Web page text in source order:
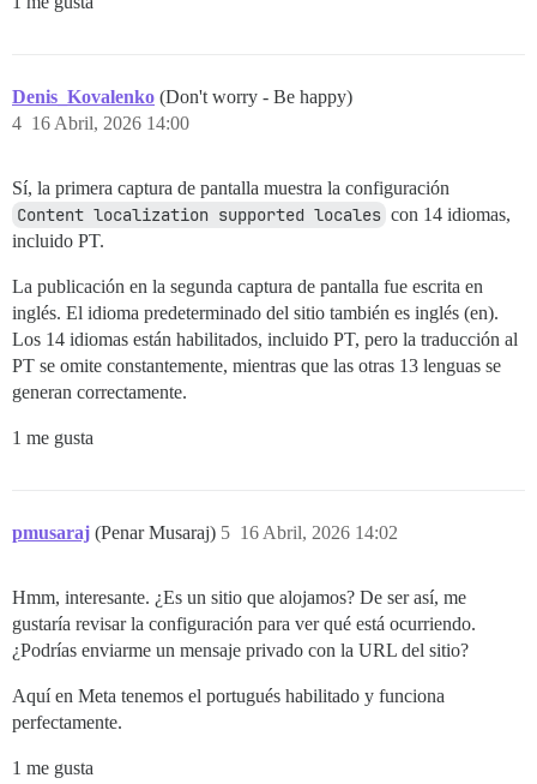
Denis_Kovalenko (Don't worry - Be happy)
16 Abril, 2026 14:00
4
Sí, la primera captura de pantalla muestra la configuración
Content localization supported locales con 14 idiomas,
incluido PT.
La publicación en la segunda captura de pantalla fue escrita en
inglés. El idioma predeterminado del sitio también es inglés (en).
Los 14 idiomas están habilitados, incluido PT, pero la traducción al
PT se omite constantemente, mientras que las otras 13 lenguas se
generan correctamente.
1 me gusta
pmusaraj (Penar Musaraj) 16 Abril, 2026 14:02
5
Hmm, interesante. ¿Es un sitio que alojamos? De ser así, me
gustaría revisar la configuración para ver qué está ocurriendo.
¿Podrías enviarme un mensaje privado con la URL del sitio?
Aquí en Meta tenemos el portugués habilitado y funciona
perfectamente.
1 me gusta